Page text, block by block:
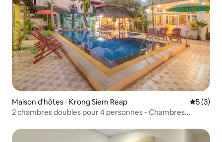
Maison d'hôtes ⋅ Krong Siem Reap
5 (3)
2 chambres doubles pour 4 personnes - Chambres